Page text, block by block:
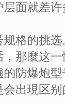
层面就差
规格的挑
，那麼这
的防爆炮
会出現区